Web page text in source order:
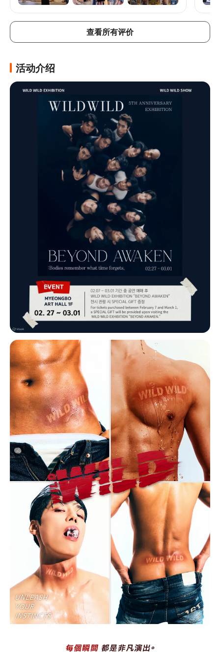
吧。
查看所有评价
活动介绍